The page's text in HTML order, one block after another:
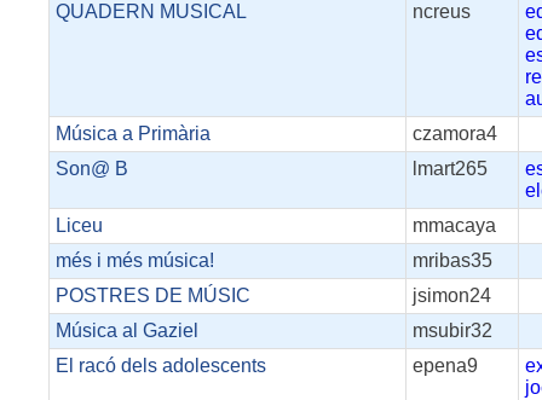
QUADERN MUSICAL
ncreus
Música a Primària
czamora4
Son@ B
lmart265
Liceu
mmacaya
més i més música!
mribas35
POSTRES DE MÚSIC
jsimon24
Música al Gaziel
msubir32
El racó dels adolescents
epena9